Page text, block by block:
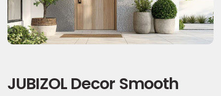
JUBIZOL Decor Smooth